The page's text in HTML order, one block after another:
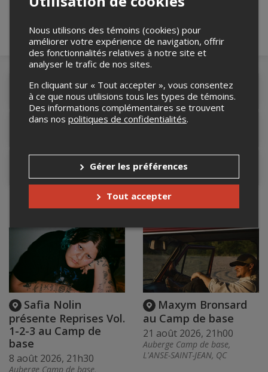
Détails de l'événement
Lieu de l'événement
Contacter l'organisateur
Événements à venir
Safia Nolin
présente Reprises Vol.
1-2-3 au Camp de
base
8 août 2026, 21h30
Auberge Camp de base,
Maxym Bronsard
au Camp de base
21 août 2026, 21h00
Auberge Camp de base,
L'ANSE-SAINT-JEAN, QC
Nous utilisons des témoins (cookies) pour
améliorer votre expérience de navigation, offrir
des fonctionnalités relatives à notre site et
analyser le trafic de nos sites.
En cliquant sur « Tout accepter », vous consentez
à ce que nous utilisions tous les types de témoins.
Des informations complémentaires se trouvent
dans nos politiques de confidentialités.
Gérer les préférences
Tout accepter